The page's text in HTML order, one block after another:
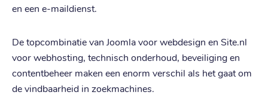
en een e-maildienst.
De topcombinatie van Joomla voor webdesign en Site.nl
voor webhosting, technisch onderhoud, beveiliging en
contentbeheer maken een enorm verschil als het gaat om
de vindbaarheid in zoekmachines.